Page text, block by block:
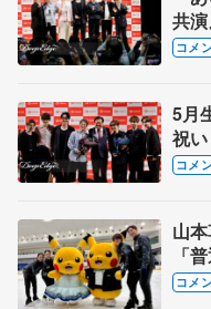
共
大
コメ
5月
祝
【
コメ
山
「
い
コメ